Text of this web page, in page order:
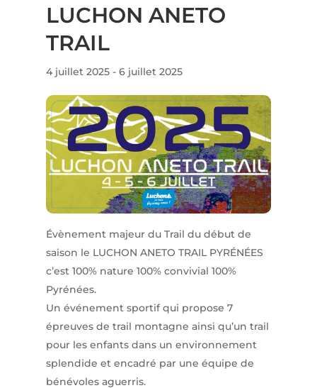
LUCHON ANETO
TRAIL
4 juillet 2025- 6 juillet 2025
Évènement majeur du Trail du début de
saison le LUCHON ANETO TRAIL PYRÉNÉES
c’est 100% nature 100% convivial 100%
Pyrénées.
Un événement sportif qui propose 7
épreuves de trail montagne ainsi qu’un trail
pour les enfants dans un environnement
splendide et encadré par une équipe de
bénévoles aguerris.